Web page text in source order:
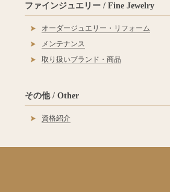
ファインジュエリー / Fine Jewelry
オーダージュエリー・リフォーム
メンテナンス
取り扱いブランド・商品
その他 / Other
資格紹介